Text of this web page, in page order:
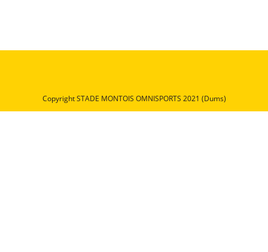
Copyright STADE MONTOIS OMNISPORTS 2021 (Dums)